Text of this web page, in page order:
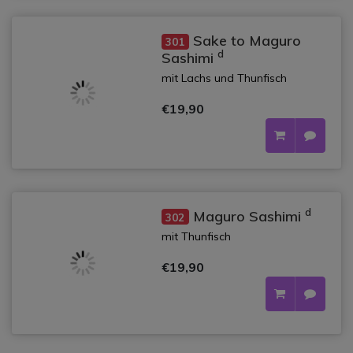
301 Sake to Maguro
Sashimi d
mit Lachs und Thunfisch
€19,90
302 Maguro Sashimi d
mit Thunfisch
€19,90